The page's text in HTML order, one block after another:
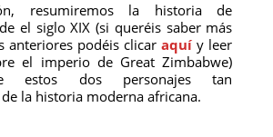
resumiremos la historia de
el siglo XIX (si queréis saber más
anteriores podéis clicaraquí y leer
el imperio de Great Zimbabwe)
estos dos personajes tan
la historia moderna africana.